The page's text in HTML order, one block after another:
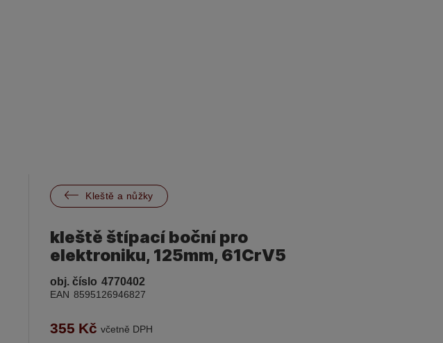
 Kleště a nůžky
kleště štípací boční pro
elektroniku, 125mm, 61CrV5
obj. číslo 4770402
EAN 8595126946827
355 Kč včetně DPH